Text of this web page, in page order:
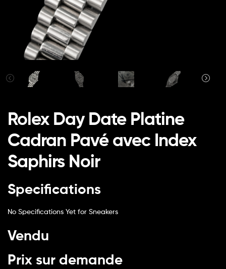
Rolex Day Date Platine
Cadran Pavé avec Index
Saphirs Noir
Specifications
No Specifications Yet for Sneakers
Vendu
Prix sur demande